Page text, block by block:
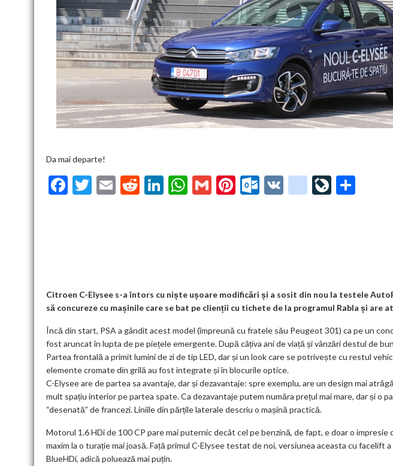
Da mai departe!
F
k
T
E
R
Li W
p
G
Pi O
m
V
g
o
o
k
m
ar
ks
Li
Citroen C-Elysee s-a întors cu niște ușoare modificări și a sosit din nou la testele
să concureze cu mașinile care se bat pe clienții cu tichete de la programul Rabla și are
Încă din start, PSA a gândit acest model (împreună cu fratele său Peugeot 301) ca pe un
fost aruncat în lupta de pe piețele emergente. După câțiva ani de viață și vânzări destul de
Partea frontală a primit lumini de zi de tip LED, dar și un look care se potrivește cu restul
elemente cromate din grilă au fost integrate și în blocurile optice.
C-Elysee are de partea sa avantaje, dar și dezavantaje: spre exemplu, are un design mai
mult spațiu interior pe partea spate. Ca dezavantaje putem număra prețul mai mare, dar și o
“desenată” de francezi. Liniile din părțile laterale descriu o mașină practică.
Motorul 1.6 HDi de 100 CP pare mai puternic decât cel pe benzină, de fapt, e doar o
maxim la o turație mai joasă. Față primul C-Elysee testat de noi, versiunea aceasta cu facelift
BlueHDi, adică poluează mai puțin.